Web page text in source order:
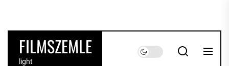
the
contentFILMSZEMLE
light